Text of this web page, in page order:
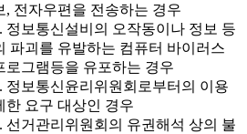
, 전자우편을 전송하는 경우
정보통신설비의 오작동이나 정보 등
파괴를 유발하는 컴퓨터 바이러스
로그램등을 유포하는 경우
정보통신윤리위원회로부터의 이용
한 요구 대상인 경우
선거관리위원회의 유권해석 상의 불